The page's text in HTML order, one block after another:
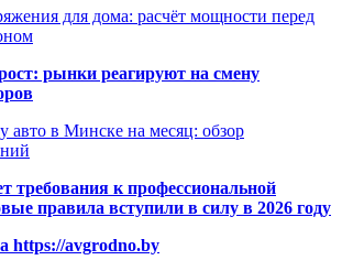
для дома: расчёт мощности перед
рынки реагируют на смену
авто в Минске на месяц: обзор
требования к профессиональной
правила вступили в силу в 2026 году
https://avgrodno.by